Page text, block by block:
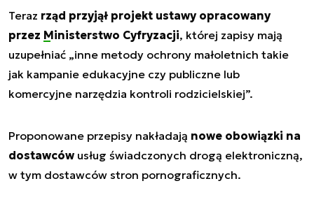
Teraz rząd przyjął projekt ustawy opracowany
przez Ministerstwo Cyfryzacji, której zapisy mają
uzupełniać „inne metody ochrony małoletnich takie
jak kampanie edukacyjne czy publiczne lub
komercyjne narzędzia kontroli rodzicielskiej”.
Proponowane przepisy nakładają nowe obowiązki na
dostawców usług świadczonych drogą elektroniczną,
w tym dostawców stron pornograficznych.